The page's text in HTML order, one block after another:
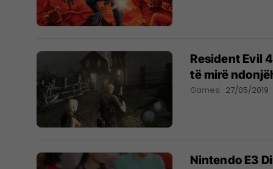
Resident Evil
të mirë
Games 27/05/2019
Nintendo E3